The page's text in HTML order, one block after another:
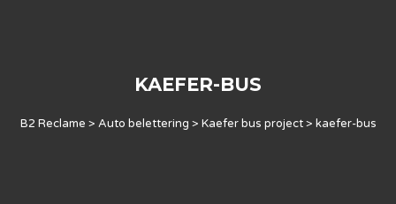
KAEFER-BUS
B2 Reclame > Auto belettering > Kaefer bus project> kaefer-bus